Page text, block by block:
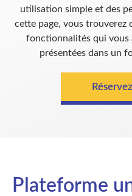
utilisation simple et des
cette page, vous trouverez
fonctionnalités qui vous
présentées dans un
Plateforme